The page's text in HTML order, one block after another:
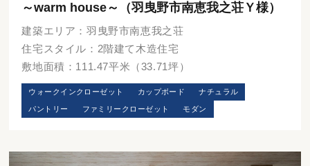
～warm house～（羽曳野市南恵我之荘Ｙ様）
建築エリア：羽曳野市南恵我之荘
住宅スタイル：2階建て木造住宅
敷地面積：111.47平米（33.71坪）
ウォークインクローゼット カップボード ナチュラル
パントリー ファミリークローゼット モダン